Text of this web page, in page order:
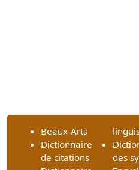
Beaux-Arts
Dictionnaire
de citations
des